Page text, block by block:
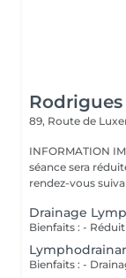
89, Route de
INFORMATION IMPORTANTE : En
séance sera
rendez-vous
Drainage